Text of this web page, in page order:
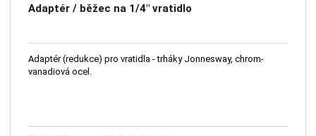
Adaptér / běžec na 1/4" vratidlo
Adaptér (redukce) pro vratidla - trháky Jonnesway, chrom-
vanadiová ocel.